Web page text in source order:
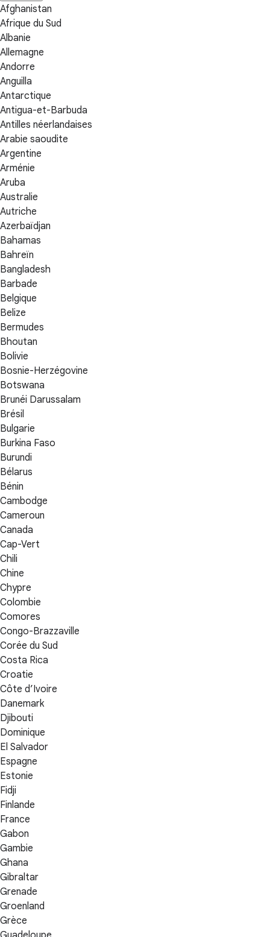
Afghanistan
Afrique du Sud
Albanie
Allemagne
Andorre
Anguilla
Antarctique
Antigua-et-Barbuda
Antilles néerlandaises
Arabie saoudite
Argentine
Arménie
Aruba
Australie
Autriche
Azerbaïdjan
Bahamas
Bahreïn
Bangladesh
Barbade
Belgique
Belize
Bermudes
Bhoutan
Bolivie
Bosnie-Herzégovine
Botswana
Brunéi Darussalam
Brésil
Bulgarie
Burkina Faso
Burundi
Bélarus
Bénin
Cambodge
Cameroun
Canada
Cap-Vert
Chili
Chine
Chypre
Colombie
Comores
Congo-Brazzaville
Corée du Sud
Costa Rica
Croatie
Côte d’Ivoire
Danemark
Djibouti
Dominique
El Salvador
Espagne
Estonie
Fidji
Finlande
France
Gabon
Gambie
Ghana
Gibraltar
Grenade
Groenland
Grèce